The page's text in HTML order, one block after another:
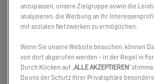
anzupassen, unsere Zielgruppe sowie die
analysieren, die Werbung an Ihr
mit sozialen Netzwerken zu ermöglichen.
Wenn Sie unsere Website besuchen, können
von dort abgerufen werden – in der Regel in
Durch Klicken auf „ALLE AKZEPTIEREN“
Da uns der Schutz Ihrer Privatsphäre